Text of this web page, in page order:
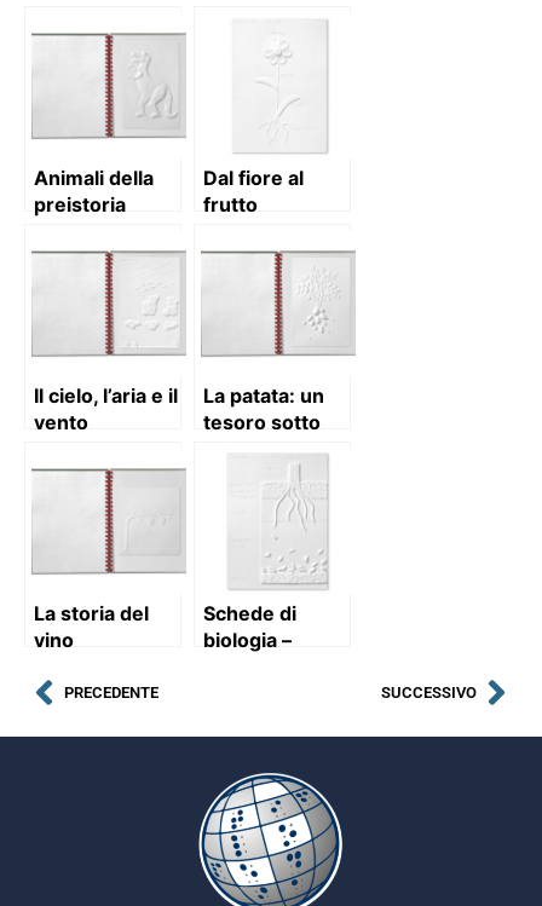
Animali della
preistoria
Dal fiore al
frutto
Il cielo, l’aria e il
vento
La patata: un
tesoro sotto
La storia del
vino
Schede di
biologia –
PRECEDENTE SUCCESSIVO